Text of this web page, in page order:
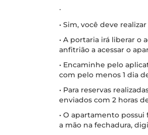
∙
• Sim, você deve
• A portaria irá liberar o
anfitrião a acessar o
• Encaminhe pelo
com pelo menos 1 dia
• Para reservas
enviados com 2 horas
• O apartamento
a mão na fechadura,